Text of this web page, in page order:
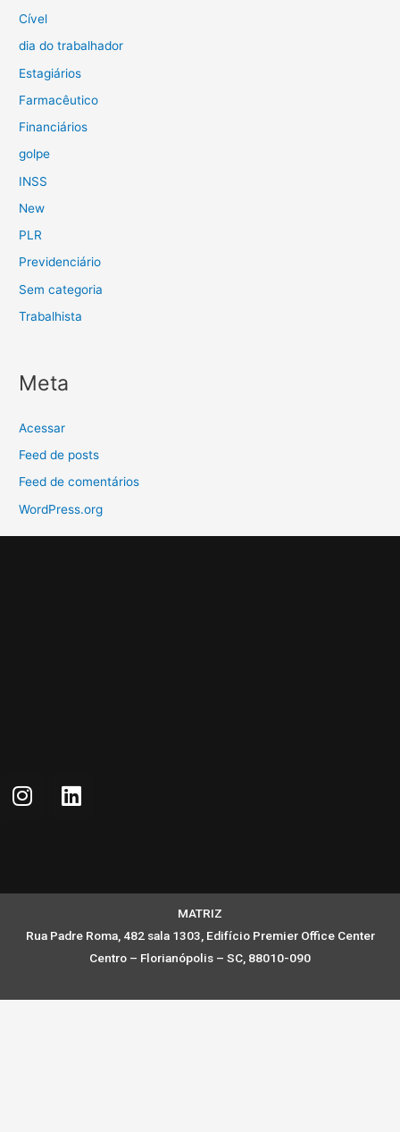
Cível
dia do trabalhador
Estagiários
Farmacêutico
Financiários
golpe
INSS
New
PLR
Previdenciário
Sem categoria
Trabalhista
Meta
Acessar
Feed de posts
Feed de comentários
WordPress.org
MATRIZ
Rua Padre Roma, 482 sala 1303, Edifício Premier Office Center
Centro – Florianópolis – SC, 88010-090